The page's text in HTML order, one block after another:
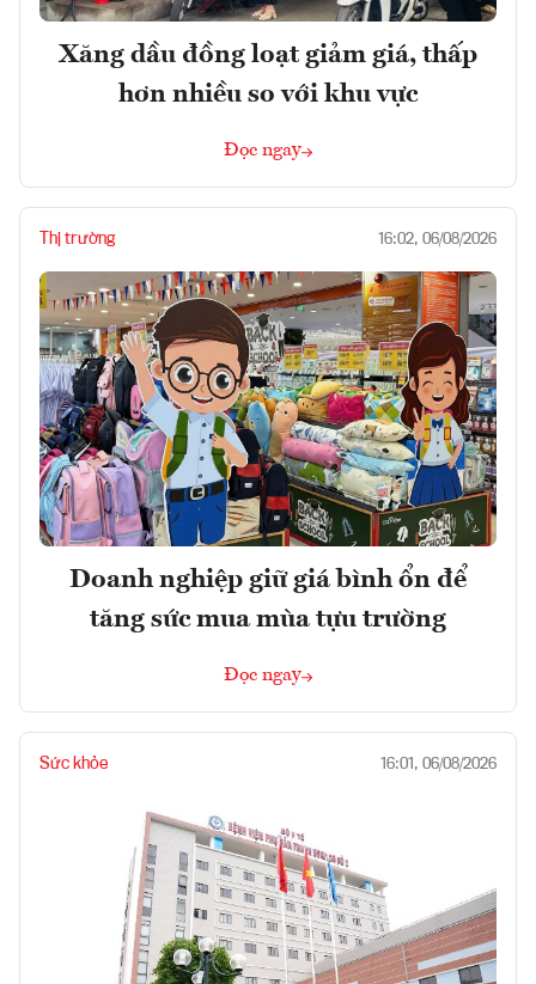
Xăng dầu đồng loạt giảm giá, thấp
hơn nhiều so với khu vực
Đọc ngay
Thị trường 16:02, 06/08/2026
Doanh nghiệp giữ giá bình ổn để
tăng sức mua mùa tựu trường
Đọc ngay
Sức khỏe 16:01, 06/08/2026